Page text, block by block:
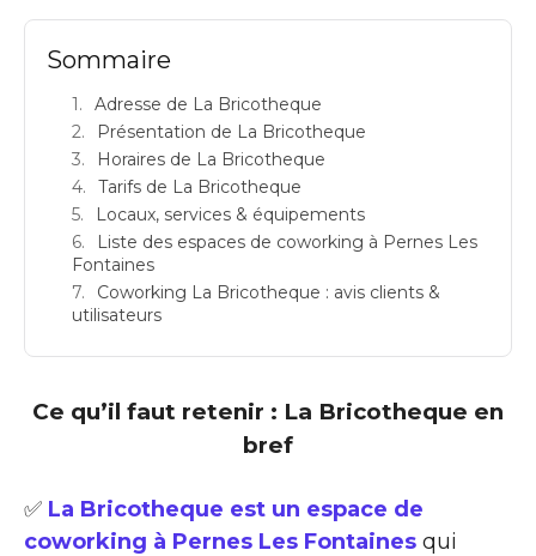
Sommaire
Adresse de La Bricotheque
Présentation de La Bricotheque
Horaires de La Bricotheque
Tarifs de La Bricotheque
Locaux, services & équipements
Liste des espaces de coworking à Pernes Les
Fontaines
Coworking La Bricotheque : avis clients &
utilisateurs
Ce qu’il faut retenir : La Bricotheque en
bref
✅ La Bricotheque est un espace de
coworking à Pernes Les Fontaines qui